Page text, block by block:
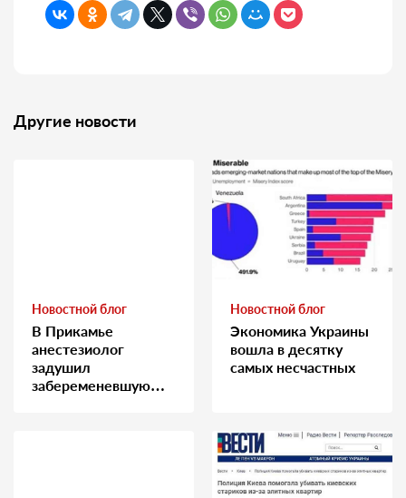
Другие новости
Новостной блог
В Прикамье
анестезиолог
задушил
забеременевшую
Новостной блог
Экономика Украины
вошла в десятку
самых несчастных